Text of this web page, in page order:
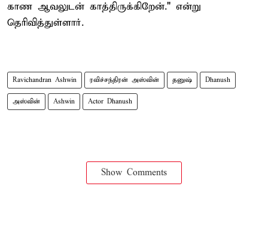
காண ஆவலுடன் காத்திருக்கிறேன்." என்று
தெரிவித்துள்ளார்.
Ravichandran Ashwin ரவிச்சந்திரன் அஸ்வின் தனுஷ் Dhanush
அஸ்வின் Ashwin Actor Dhanush
Show Comments